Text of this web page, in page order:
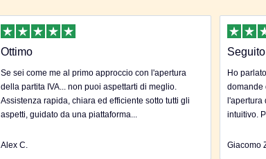
Ottimo
Se sei come me al primo approccio con l'apertura
della partita IVA... non puoi aspettarti di meglio.
Assistenza rapida, chiara ed efficiente sotto tutti gli
aspetti, guidato da una piattaforma...
Alex C.
Ho
domande
l'apertura
intuitivo.
Giacomo